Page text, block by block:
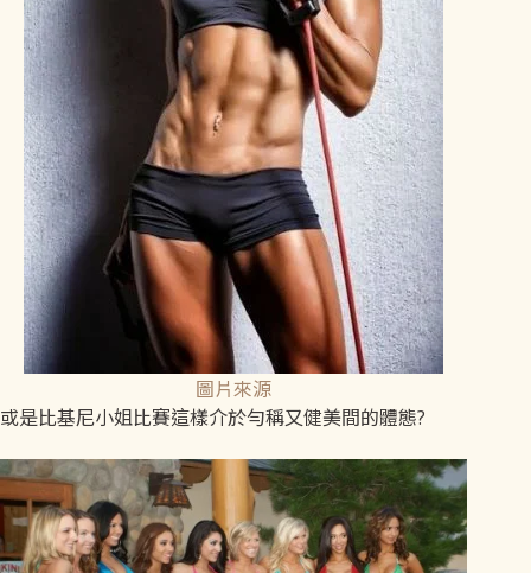
圖片來源
或是比基尼小姐比賽這樣介於勻稱又健美間的體態?